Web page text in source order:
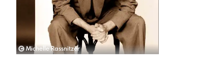
Michelle Rassnitzer